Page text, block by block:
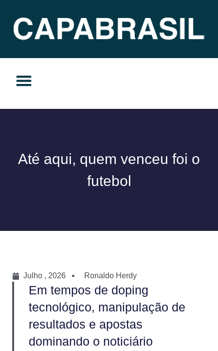
Até aqui, quem venceu foi o
futebol
Julho , 2026 Ronaldo Herdy
Em tempos de doping
tecnológico, manipulação de
resultados e apostas
dominando o noticiário